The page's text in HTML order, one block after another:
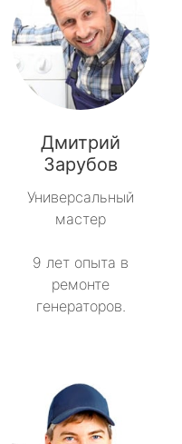
Дмитрий
Зарубов
Универсальный
мастер
9 лет опыта в
ремонте
генераторов.